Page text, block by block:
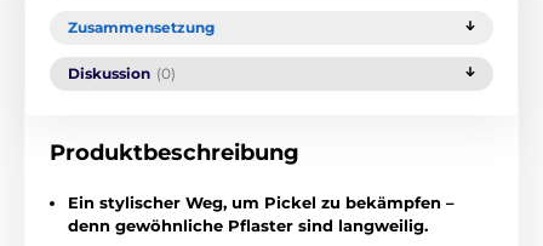
Zusammensetzung
Diskussion (0)
Produktbeschreibung
Ein stylischer Weg, um Pickel zu bekämpfen –
denn gewöhnliche Pflaster sind langweilig.